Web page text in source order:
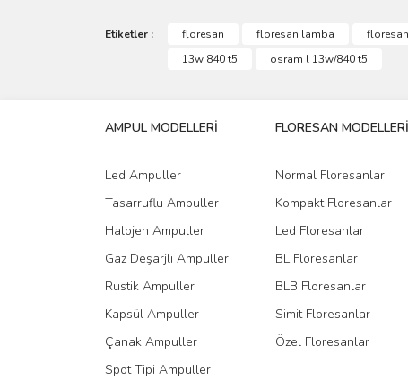
Görüş ve önerileriniz için teşekkür ederiz.
Ürün bilgilerinde hatalar bulunuyor.
Bu ürüne benzer farklı alternatifler olmalı.
Etiketler : floresan floresan lamba
13w 840 t5
osram l 13w/840 t5
AMPUL MODELLERİ
Led Ampuller
Tasarruflu Ampuller
Halojen Ampuller
Gaz Deşarjlı Ampuller
Rustik Ampuller
Kapsül Ampuller
Çanak Ampuller
Spot Tipi Ampuller
FLORESAN MODELLERİ
Normal Floresanlar
Kompakt Floresanlar
Led Floresanlar
BL Floresanlar
BLB Floresanlar
Simit Floresanlar
Özel Floresanlar